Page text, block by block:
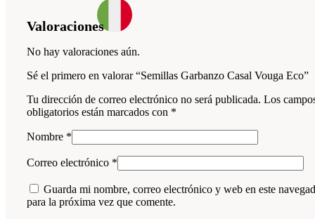
Valoraciones
No hay valoraciones aún.
Sé el primero en valorar “Semillas Garbanzo Casal Vouga Eco”
Tu dirección de correo electrónico no será publicada. Los
obligatorios están marcados con *
Nombre *
Correo electrónico *
Guarda mi nombre, correo electrónico y web en este
para la próxima vez que comente.